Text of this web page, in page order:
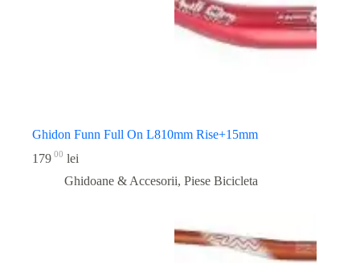
Ghidon Funn Full On L810mm Rise+15mm
179 00 lei
Ghidoane & Accesorii, Piese Bicicleta